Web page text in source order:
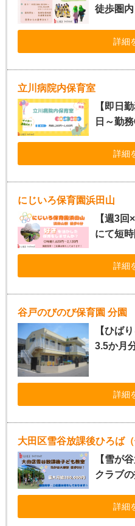
徒歩圏
詳細
立川病院内保育室
【即日
日～勤
詳細
にじいろ保育園浜田山
【週3
にて短
詳細
谷戸のびのび保育園 分園
【ひば
3.5か月
詳細
大田区雪谷放課後ひろば（
【雪が
クラブ
詳細